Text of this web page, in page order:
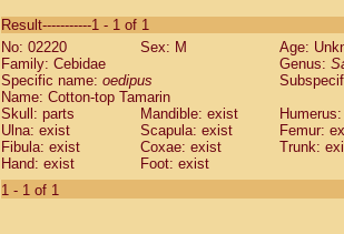
CebidaeSaguinus labiatus(0)
Cebidae Saguinus leucopus (0)
Cebidae
CebidaeSaguinus mystax
Cebidae Saguinus nigricollis (0)
Cebidae Saguinus oedipus
Cebidae Saguinus weddelli
Cebidae Saguinusspp.
Cebidae
Result-----------1 - 1 of 1
No: 02220
Sex: M
Age:
Family: Cebidae
Genus:
Specific name: oedipus
Name: Cotton-top Tamarin
Skull: parts
Mandible: exist
Ulna: exist
Scapula: exist
Femur:
Fibula: exist
Coxae: exist
Trunk:
Hand: exist
Foot: exist
1 - 1 of 1